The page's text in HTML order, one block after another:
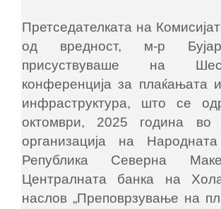
Претседателката на
од вредност, м-р
присуствуваше на
конференција за плаќањата
инфраструктура, што се
октомври, 2025 година
организација на
Република Северна
Централната банка на
наслов „Преповрзување на